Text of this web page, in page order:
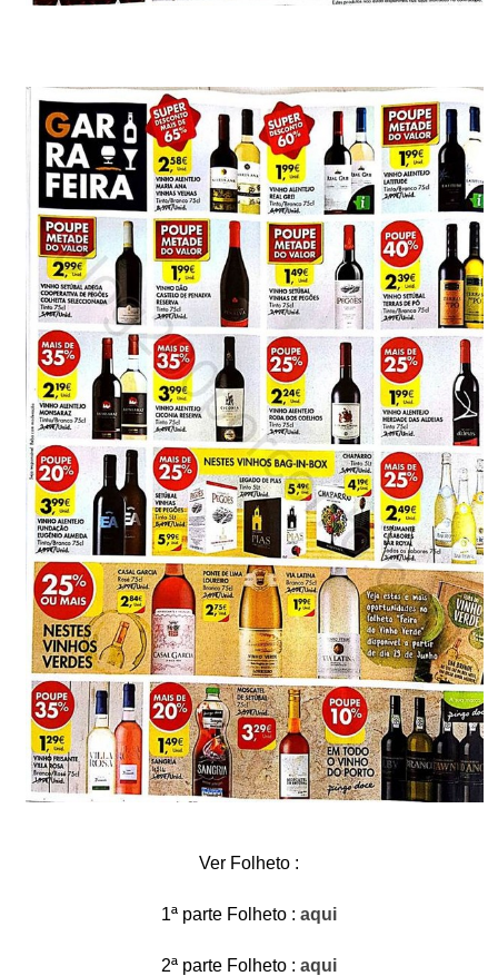
Ver Folheto :
1ª parte Folheto : aqui
2ª parte Folheto : aqui